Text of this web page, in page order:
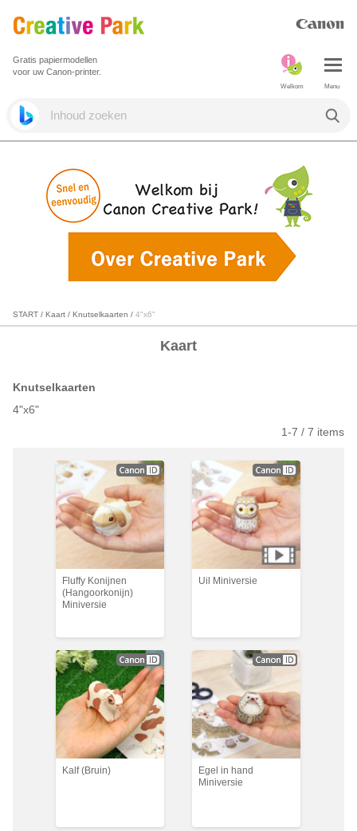
Gratis papiermodellen
voor uw Canon-printer.
Menu
Welkom
START / Kaart / Knutselkaarten / 4"x6"
Kaart
Knutselkaarten
4"x6"
1-7 / 7 items
Fluffy Konijnen
(Hangoorkonijn)
Miniversie
Uil Miniversie
Kalf (Bruin)
Egel in hand
Miniversie